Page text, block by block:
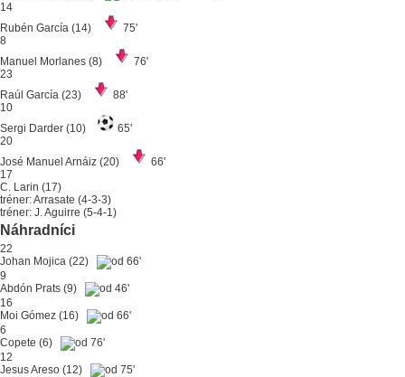
14
Rubén García (14)
75'
8
Manuel Morlanes (8)
76'
23
Raúl García (23)
88'
10
Sergi Darder (10)
65'
20
José Manuel Arnáiz (20)
66'
17
C. Larin (17)
tréner: Arrasate (4-3-3)
tréner: J. Aguirre (5-4-1)
Náhradníci
22
Johan Mojica (22)
66'
9
Abdón Prats (9)
46'
16
Moi Gómez (16)
66'
6
Copete (6)
76'
12
Jesus Areso (12)
75'